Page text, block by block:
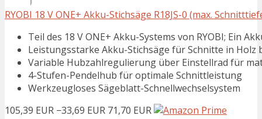
RYOBI 18 V ONE+ Akku-Stichsäge R18JS-0 (max.
Teil des 18 V ONE+ Akku-Systems von RYOBI; Ein
Leistungsstarke Akku-Stichsäge für Schnitte in Holz
Variable Hubzahlregulierung über Einstellrad für
4-Stufen-Pendelhub für optimale Schnittleistung
Werkzeugloses Sägeblatt-Schnellwechselsystem
105,39 EUR −33,69 EUR 71,70 EUR